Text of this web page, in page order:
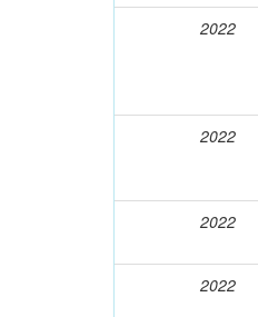
2022
2022
2022
2022